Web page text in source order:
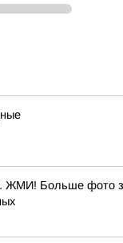
ЖМИ! Больше фото